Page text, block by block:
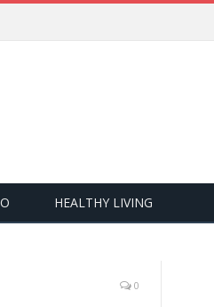
HEALTHY LIVING
0